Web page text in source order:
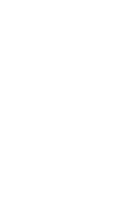
Sequía
Caribe:
se